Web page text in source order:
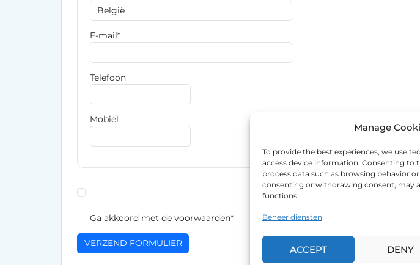
Manage
To provide the best experiences, we use
access device information. Consenting to
process data such as browsing behavior
consenting or withdrawing consent, may
functions.
Beheer diensten
ACCEPT DENY
E-mail*
Telefoon
Mobiel
Ga akkoord met de voorwaarden*
VERZEND FORMULIER